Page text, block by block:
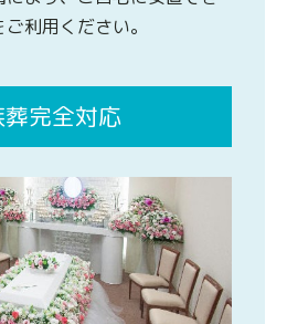
利用ください。
完全対応